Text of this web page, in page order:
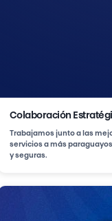
Colaboración
Trabajamos junto a las
servicios a más
y seguras.